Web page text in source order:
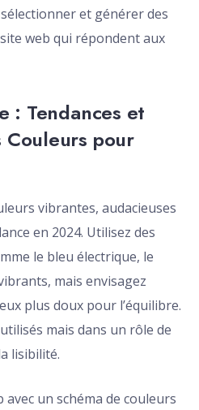
et générer des
web qui répondent aux
: Tendances et
Couleurs pour
vibrantes, audacieuses
en 2024. Utilisez des
le bleu électrique, le
mais envisagez
plus doux pour l’équilibre.
mais dans un rôle de
lisibilité.
un schéma de couleurs